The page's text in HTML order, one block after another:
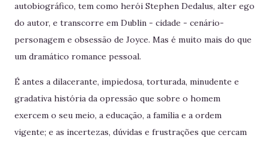
autobiográfico, tem como herói Stephen Dedalus, alter ego
do autor, e transcorre em Dublin - cidade - cenário-
personagem e obsessão de Joyce. Mas é muito mais do que
um dramático romance pessoal.
É antes a dilacerante, impiedosa, torturada, minudente e
gradativa história da opressão que sobre o homem
exercem o seu meio, a educação, a família e a ordem
vigente; e as incertezas, dúvidas e frustrações que cercam